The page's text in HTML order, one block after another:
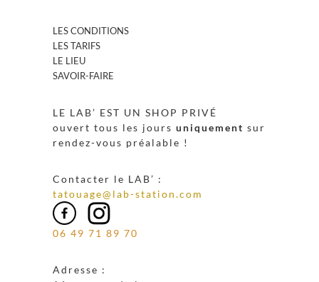
LES CONDITIONS
LES TARIFS
LE LIEU
SAVOIR-FAIRE
LE LAB’ EST UN SHOP PRIVÉ
ouvert tous les jours uniquement sur
rendez-vous préalable !
Contacter le LAB’ :
tatouage@lab-station.com
06 49 71 89 70
Adresse :